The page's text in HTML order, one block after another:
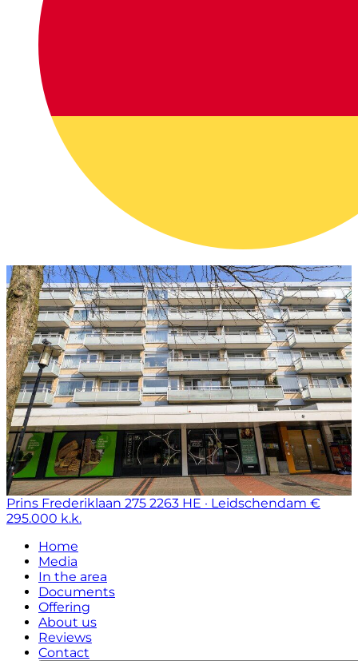
Prins Frederiklaan 275 2263 HE · Leidschendam €
295.000 k.k.
Home
Media
In the area
Documents
Offering
About us
Reviews
Contact